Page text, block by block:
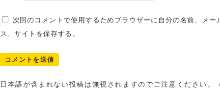
次回のコメントで使用するためブラウザーに自分の名前、メー
ス、サイトを保存する。
日本語が含まれない投稿は無視されますのでご注意ください。